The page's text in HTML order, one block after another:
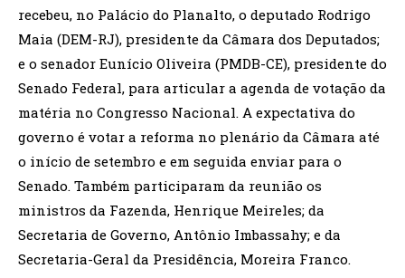
recebeu, no Palácio do Planalto, o deputado Rodrigo
Maia (DEM-RJ), presidente da Câmara dos Deputados;
e o senador Eunício Oliveira (PMDB-CE), presidente do
Senado Federal, para articular a agenda de votação da
matéria no Congresso Nacional. A expectativa do
governo é votar a reforma no plenário da Câmara até
o início de setembro e em seguida enviar para o
Senado. Também participaram da reunião os
ministros da Fazenda, Henrique Meireles; da
Secretaria de Governo, Antônio Imbassahy; e da
Secretaria-Geral da Presidência, Moreira Franco.